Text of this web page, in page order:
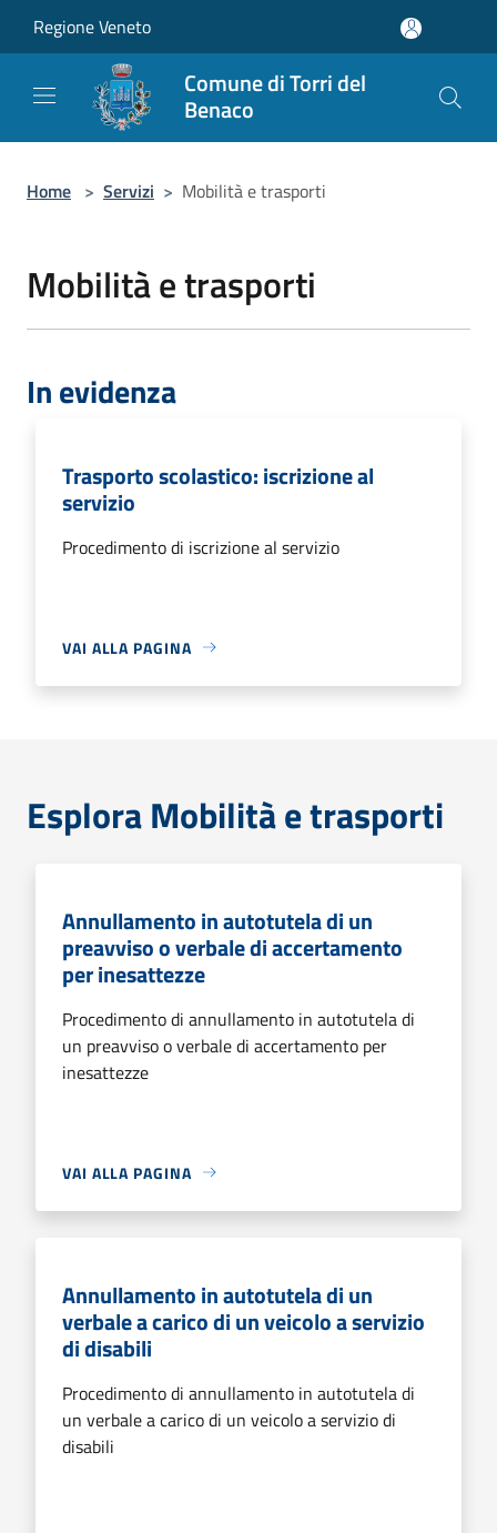
Regione Veneto
Comune di Torri del
Benaco
Home > Servizi > Mobilità e trasporti
Mobilità e trasporti
In evidenza
Trasporto scolastico: iscrizione al
servizio
Procedimento di iscrizione al servizio
VAI ALLA PAGINA
Esplora Mobilità e trasporti
Annullamento in autotutela di un
preavviso o verbale di accertamento
per inesattezze
Procedimento di annullamento in autotutela di
un preavviso o verbale di accertamento per
inesattezze
VAI ALLA PAGINA
Annullamento in autotutela di un
verbale a carico di un veicolo a servizio
di disabili
Procedimento di annullamento in autotutela di
un verbale a carico di un veicolo a servizio di
disabili